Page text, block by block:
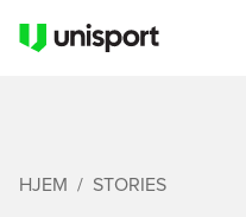
HJEM STORIES